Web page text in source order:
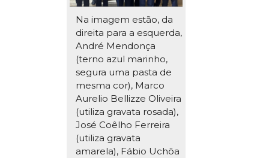
Na imagem estão, da
direita para a esquerda,
André Mendonça
(terno azul marinho,
segura uma pasta de
mesma cor), Marco
Aurelio Bellizze Oliveira
(utiliza gravata rosada),
José Coêlho Ferreira
(utiliza gravata
amarela), Fábio Uchôa